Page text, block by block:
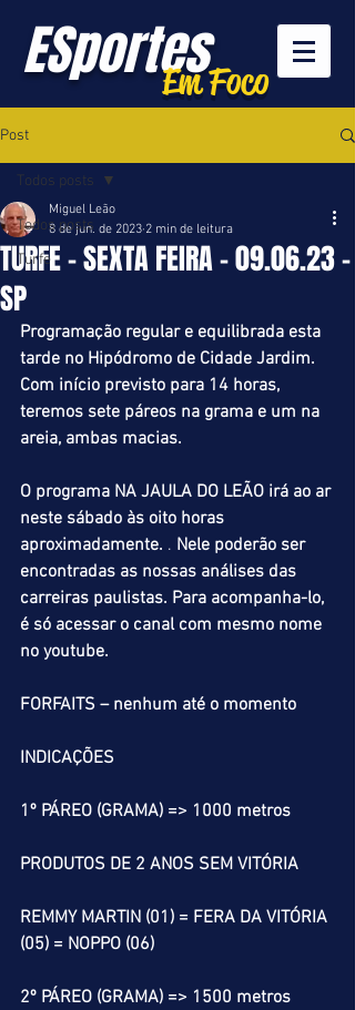
ESportesEm Foco
Post
Todos posts
Turfe
Todos posts
TURFE – SEXTA FEIRA – 09.06.23 –
SP
Miguel Leão
8 de jun. de 2023 2 min de leitura
Programação regular e equilibrada esta
tarde no Hipódromo de Cidade Jardim.
Com início previsto para 14 horas,
teremos sete páreos na grama e um na
areia, ambas macias.
O programa NA JAULA DO LEÃO irá ao ar
neste sábado às oito horas
aproximadamente. . Nele poderão ser
encontradas as nossas análises das
carreiras paulistas. Para acompanha-lo,
é só acessar o canal com mesmo nome
no youtube.
FORFAITS – nenhum até o momento
INDICAÇÕES
1º PÁREO (GRAMA) => 1000 metros
PRODUTOS DE 2 ANOS SEM VITÓRIA
REMMY MARTIN (01) = FERA DA VITÓRIA
(05) = NOPPO (06)
2º PÁREO (GRAMA) => 1500 metros